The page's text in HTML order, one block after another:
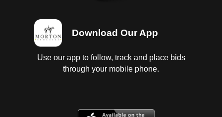
Download Our App
Use our app to follow, track and place bids
through your mobile phone.